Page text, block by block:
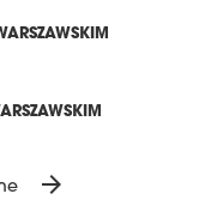
arrow_forward